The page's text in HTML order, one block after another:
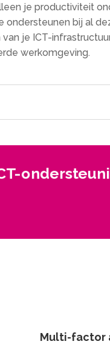
je productiviteit
ondersteunen bij al
je ICT-
werkomgeving.
Multi-factor